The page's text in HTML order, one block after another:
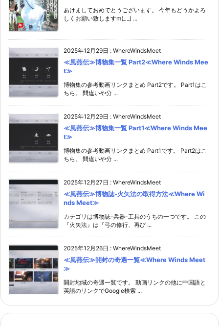
あけましておめでとうございます。 今年もどうかよろ
しくお願い致しますm(_ _) ...
2025年12月29日 : WhereWindsMeet
≪風燕伝≫博物集一覧 Part2≪Where Winds Mee
t≫
博物集の参考動画リンクまとめ Part2です。 Part1はこ
ちら。 間違いや分 ...
2025年12月29日 : WhereWindsMeet
≪風燕伝≫博物集一覧 Part1≪Where Winds Mee
t≫
博物集の参考動画リンクまとめ Part1です。 Part2はこ
ちら。 間違いや分 ...
2025年12月27日 : WhereWindsMeet
≪風燕伝≫博物誌-火矢法の取得方法≪Where Wi
nds Meet≫
カテゴリは博物誌-兵器-工具のうちの一つです。 この
『火矢法』は『弓の修行、再び ...
2025年12月26日 : WhereWindsMeet
≪風燕伝≫開封の奇遇一覧≪Where Winds Meet
≫
開封地域の奇遇一覧です。 動画リンクの他に中国語と
英語のリンクでGoogle検索 ...